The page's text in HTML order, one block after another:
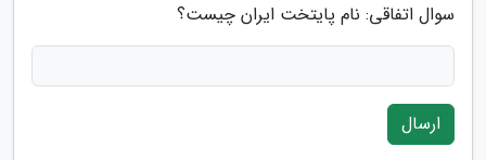
سوال اتفاقی: نام پایتخت ایران چیست؟
ارسال